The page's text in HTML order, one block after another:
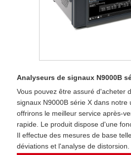
Analyseurs de signaux N9000B
Vous pouvez être assuré d'acheter
signaux N9000B série X dans notre
offrirons le meilleur service après-
rapide. Le produit dispose d'une
Il effectue des mesures de base
déviations et l'analyse de distorsion.